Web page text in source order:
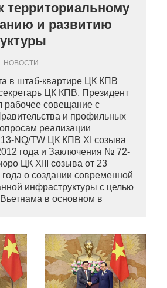
территориальному
и развитию
НОВОСТИ
в штаб-квартире ЦК КПВ
ЦК КПВ, Президент
рабочее совещание с
и профильных
реализации
NQ/TW ЦК КПВ XI созыва
года и Заключения № 72-
ЦК XIII созыва от 23
о создании современной
инфраструктуры с целью
в основном в